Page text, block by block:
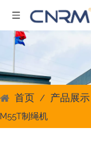
首页 / 产品展示
M55T制绳机